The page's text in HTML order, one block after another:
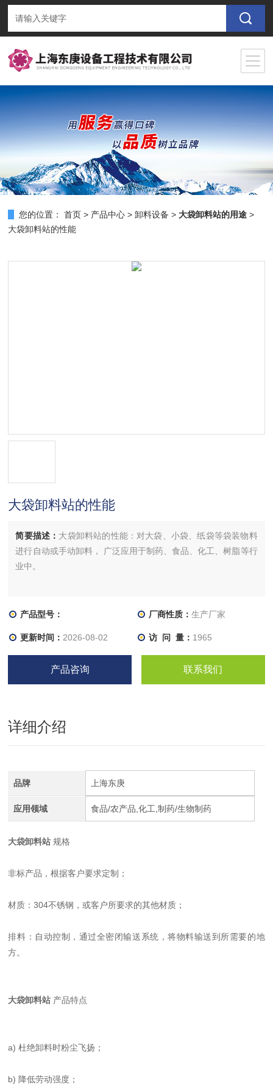
您的位置： 首页 > 产品中心 >卸料设备 > 大袋卸料站的用途 >
大袋卸料站的性能
大袋卸料站的性能
简要描述： 大袋卸料站的性能：对大袋、小袋、纸袋等袋装物料
进行自动或手动卸料， 广泛应用于制药、食品、化工、树脂等行
业中。
产品型号： 厂商性质： 生产厂家
更新时间： 2026-08-02 访 问 量： 1965
产品咨询 联系我们
详细介绍
品牌 上海东庚
应用领域 食品/农产品,化工,制药/生物制药
大袋卸料站 规格
非标产品，根据客户要求定制；
材质：304不锈钢，或客户所要求的其他材质；
排料：自动控制，通过全密闭输送系统，将物料输送到所需要的地
方。
大袋卸料站 产品特点
a) 杜绝卸料时粉尘飞扬；
b) 降低劳动强度；